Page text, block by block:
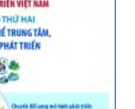
hình phát triển
Trong đó quan
hình phát triển
và phù hợp với
hữu cơ các trụ cột
Lấy đổi mới thể
phá; chuyển từ tư